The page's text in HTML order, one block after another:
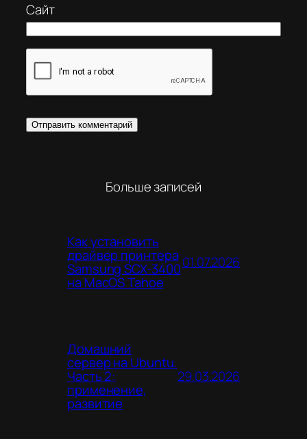
Сайт
Больше записей
Как установить
драйвер принтера
Samsung SCX-3400
на MacOS Tahoe
01.07.2026
Домашний
сервер на Ubuntu.
Часть 2:
применение,
развитие
29.03.2026